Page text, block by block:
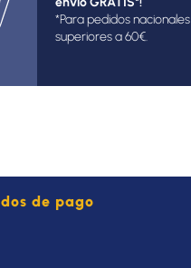
*Para pedidos nacionales
superiores a 60€.
de pago